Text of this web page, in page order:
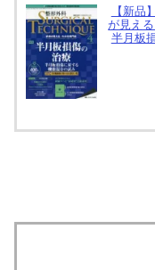
【新
が見え
半月板